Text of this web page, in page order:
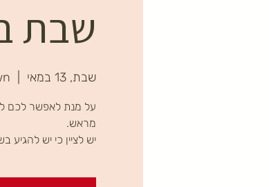
שבת
שבת, 13 במאי
על מנת לאפשר לכם
יש לציין כי יש להגיע